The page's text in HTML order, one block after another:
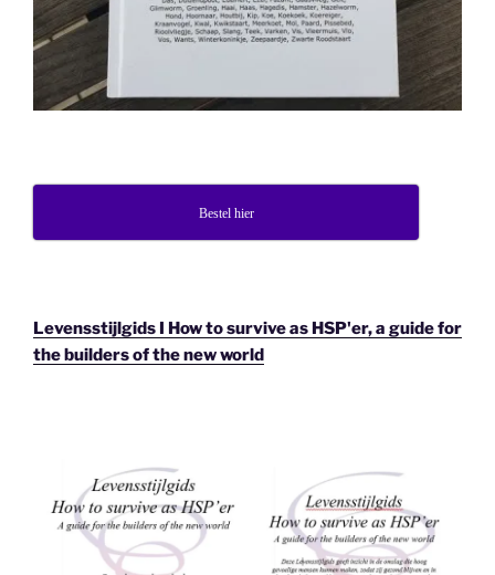
Bestel hier
Levensstijlgids I How to survive as HSP'er, a guide for
the builders of the new world